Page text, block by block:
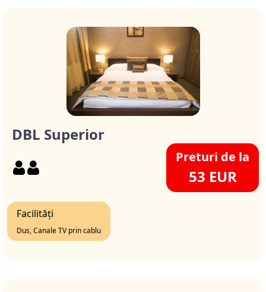
DBL Superior
Preturi de la
53 EUR
Facilități
Dus, Canale TV prin cablu